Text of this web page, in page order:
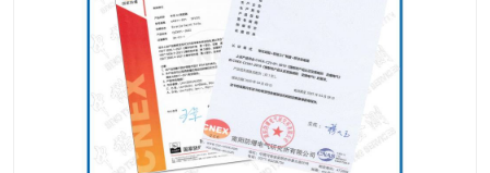
IECEx防爆认证
防爆资质证书 各国防爆认证
SIL认证